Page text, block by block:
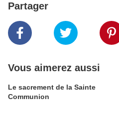
Partager
Vous aimerez aussi
Le sacrement de la Sainte
Communion